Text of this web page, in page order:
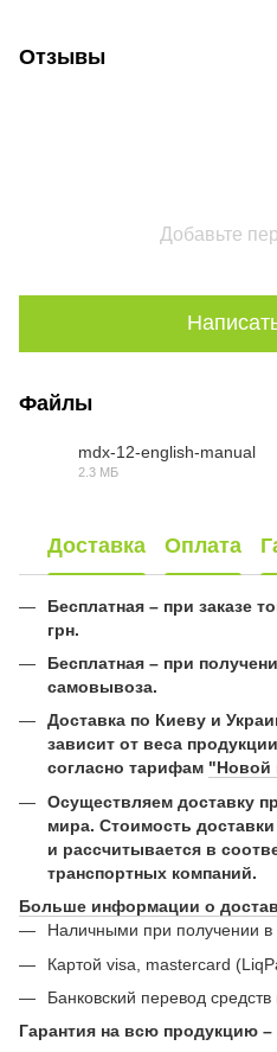
Отзывы
Добавьте
Файлы
mdx-12-english-manual
2.3 МБ
Доставка Оплата
Бесплатная – при заказе
грн.
Бесплатная – при
самовывоза.
Доставка по Киеву и
зависит от веса
согласно тарифам "Новой
Осуществляем доставку
мира. Стоимость
и рассчитывается в
транспортных компаний.
Больше информации о
Наличными при получении в
Картой visa, mastercard
Банковский перевод
Гарантия на всю продукцию –